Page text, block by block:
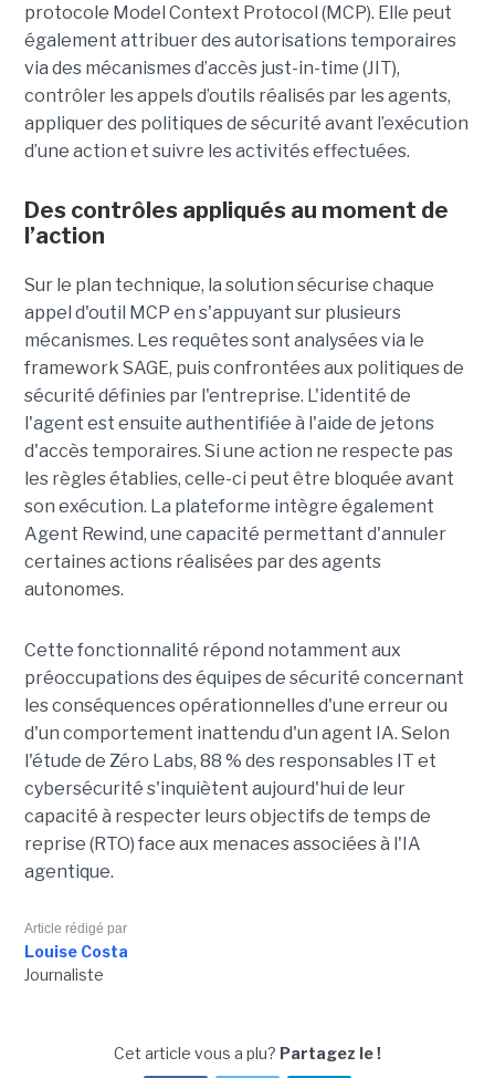
protocole Model Context Protocol (MCP). Elle peut
également attribuer des autorisations temporaires
via des mécanismes d’accès just-in-time (JIT),
contrôler les appels d’outils réalisés par les agents,
appliquer des politiques de sécurité avant l’exécution
d’une action et suivre les activités effectuées.
Des contrôles appliqués au moment de
l’action
Sur le plan technique, la solution sécurise chaque
appel d'outil MCP en s'appuyant sur plusieurs
mécanismes. Les requêtes sont analysées via le
framework SAGE, puis confrontées aux politiques de
sécurité définies par l'entreprise. L'identité de
l'agent est ensuite authentifiée à l'aide de jetons
d'accès temporaires. Si une action ne respecte pas
les règles établies, celle-ci peut être bloquée avant
son exécution. La plateforme intègre également
Agent Rewind, une capacité permettant d'annuler
certaines actions réalisées par des agents
autonomes.
Cette fonctionnalité répond notamment aux
préoccupations des équipes de sécurité concernant
les conséquences opérationnelles d'une erreur ou
d'un comportement inattendu d'un agent IA. Selon
l'étude de Zéro Labs, 88 % des responsables IT et
cybersécurité s'inquiètent aujourd'hui de leur
capacité à respecter leurs objectifs de temps de
reprise (RTO) face aux menaces associées à l'IA
agentique.
Article rédigé par
Louise Costa
Journaliste
Cet article vous a plu? Partagez le !